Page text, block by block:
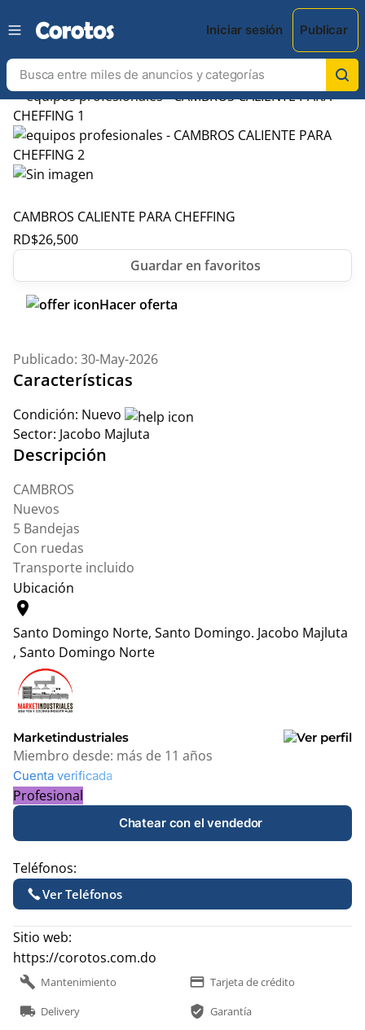
Iniciar sesión Publicar
CAMBROS CALIENTE PARA CHEFFING
RD$26,500
Hacer oferta
Publicado: 30-May-2026
Características
Condición: Nuevo
Sector: Jacobo Majluta
Descripción
CAMBROS
Nuevos
5 Bandejas
Con ruedas
Transporte incluido
Ubicación
location_on
Santo Domingo Norte, Santo Domingo. Jacobo Majluta
, Santo Domingo Norte
+
−
Marketindustriales
Miembro desde: más de 11 años
Cuenta verificada
Profesional
Chatear con el vendedor
Teléfonos:
Ver Teléfonos
Sitio web:
https://corotos.com.do
build Mantenimiento payment Tarjeta de crédito
local_shipping Delivery verified_user Garantía